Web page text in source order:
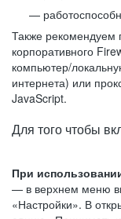
Также рекомендуем
корпоративного
компьютер/
интернета) или
JavaScript.
Для того чтобы
При
— в верхнем меню
«Настройки». В